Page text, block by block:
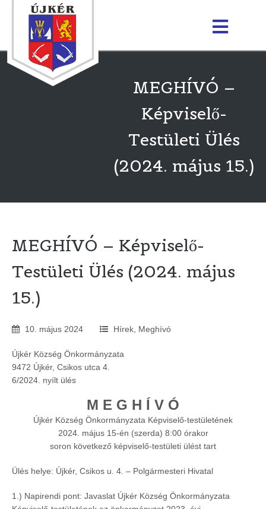
MEGHÍVÓ –
Képviselő-
Testületi Ülés
(2024. május 15.)
MEGHÍVÓ – Képviselő-
Testületi Ülés (2024. május
15.)
10 május 2024 Hírek Meghívó
Újkér Község Önkormányzata
9472 Újkér, Csikos utca 4.
6/2024. nyílt ülés
M E G H Í V Ó
Újkér Község Önkormányzata Képviselő-testületének
2024. május 15-én (szerda) 8:00 órakor
soron következő képviselő-testületi ülést tart
Ülés helye: Újkér, Csikos u. 4. – Polgármesteri Hivatal
1.) Napirendi pont: Javaslat Újkér Község Önkormányzata